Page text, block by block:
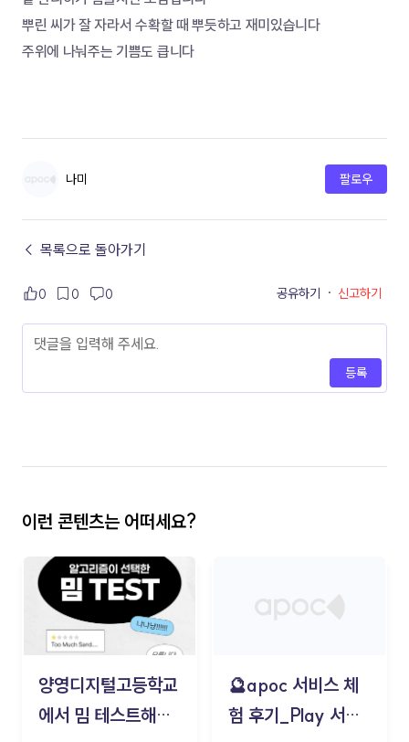
뿌린 씨가 잘 자라서 수확할 때 뿌듯하고 재미있습니다
주위에 나눠주는 기쁨도 큽니다
나미 팔로우
← 목록으로 돌아가기
0 0 0 공유하기 · 신고하기
등록
이런 콘텐츠는 어떠세요?
양영디지털고등학교
에서 밈 테스트해보
🔮apoc 서비스 체
험 후기_Play 서비